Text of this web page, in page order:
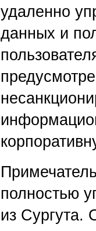
удаленно
данных и
полностью
из Сургута.